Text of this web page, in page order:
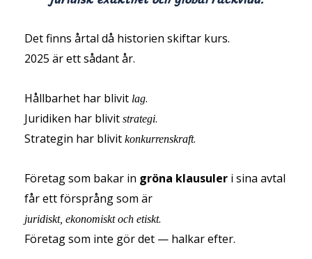
Det finns årtal då historien skiftar kurs.
2025 är ett sådant år.
Hållbarhet har blivit lag.
Juridiken har blivit strategi.
Strategin har blivit konkurrenskraft.
Företag som bakar in gröna klausuler i sina avtal
får ett försprång som är
juridiskt, ekonomiskt och etiskt.
Företag som inte gör det — halkar efter.